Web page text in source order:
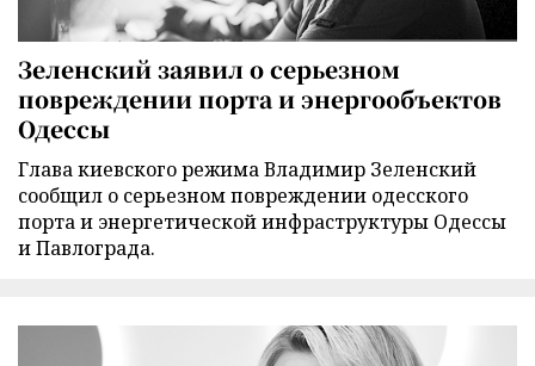
Зеленский заявил о серьезном
повреждении порта и энергообъектов
Одессы
Глава киевского режима Владимир Зеленский
сообщил о серьезном повреждении одесского
порта и энергетической инфраструктуры Одессы
и Павлограда.